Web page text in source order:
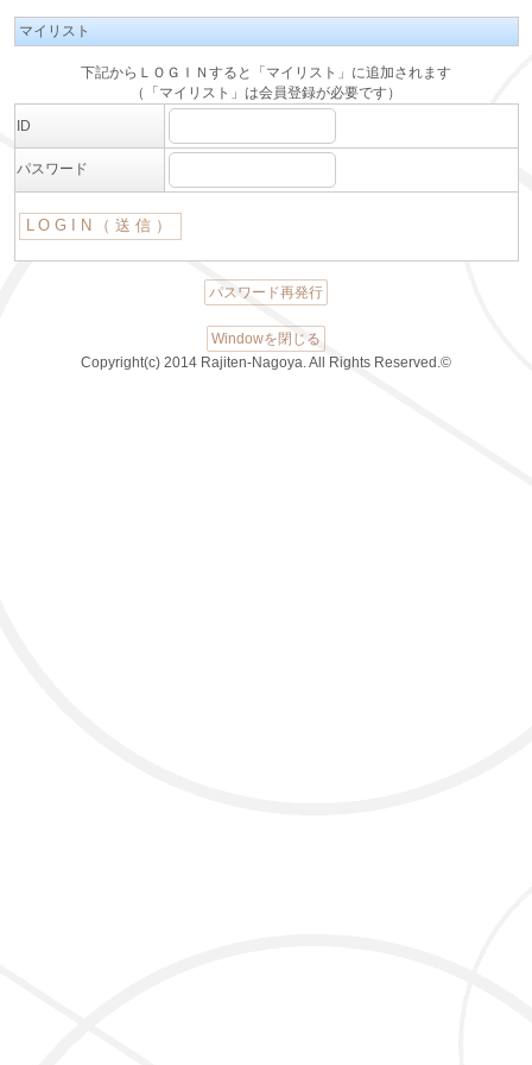
マイリスト
下記からＬＯＧＩＮすると「マイリスト」に追加されます
（「マイリスト」は会員登録が必要です）
ID
パスワード
パスワード再発行
Windowを閉じる
Copyright(c) 2014 Rajiten-Nagoya. All Rights Reserved.©